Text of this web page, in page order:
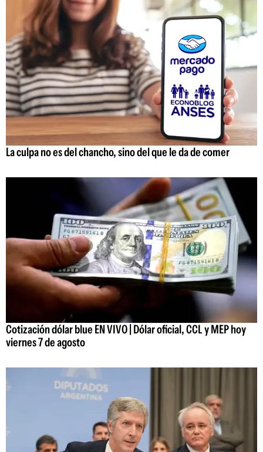
La culpa no es del chancho, sino del que le da de comer
Cotización dólar blue EN VIVO | Dólar oficial, CCL y MEP hoy
viernes 7 de agosto